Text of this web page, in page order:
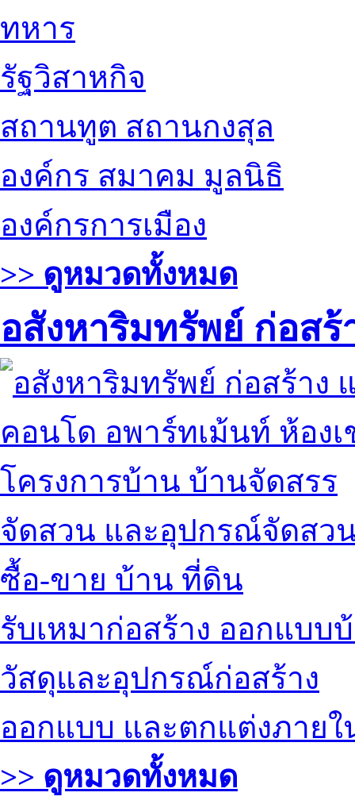
ทหาร
รัฐวิสาหกิจ
สถานทูต สถานกงสุล
องค์กร สมาคม มูลนิธิ
องค์กรการเมือง
>> ดูหมวดทั้งหมด
อสังหาริมทรัพย์ ก่อส
คอนโด อพาร์ทเม้นท์ ห้องเ
โครงการบ้าน บ้านจัดสรร
จัดสวน และอุปกรณ์จัดสว
ซื้อ-ขาย บ้าน ที่ดิน
รับเหมาก่อสร้าง ออกแบบ
วัสดุและอุปกรณ์ก่อสร้าง
ออกแบบ และตกแต่งภายใ
>> ดูหมวดทั้งหมด